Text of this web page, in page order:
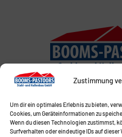
Zustimmung
Um dir ein optimales Erlebnis zu bieten,
Cookies, um Geräteinformationen zu
Wenn du diesen Technologien zustimmst,
Surfverhalten oder eindeutige IDs auf dieser